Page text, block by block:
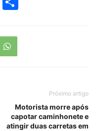
Próximo artigo
Motorista morre após
capotar caminhonete e
atingir duas carretas em